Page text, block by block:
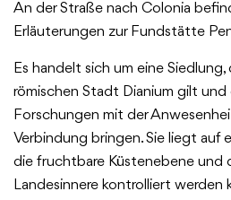
An der Straße nach Colonia
Erläuterungen zur Fundstätte
Es handelt sich um eine
römischen Stadt Dianium gilt
Forschungen mit der
Verbindung bringen. Sie liegt auf
die fruchtbare Küstenebene und
Landesinnere kontrolliert werden